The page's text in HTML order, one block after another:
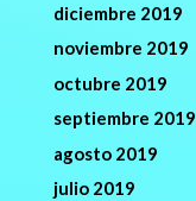
diciembre 2019
noviembre 2019
octubre 2019
septiembre 2019
agosto 2019
julio 2019